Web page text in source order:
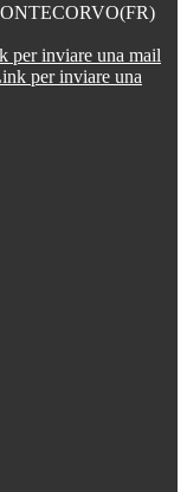
per inviare una mail
per inviare una